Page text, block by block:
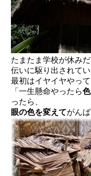
たまたま学校が休み
伝いに駆り出されてい
最初はイヤイヤやっ
「一生懸命やったら
ったら、
眼の色を変えてがん